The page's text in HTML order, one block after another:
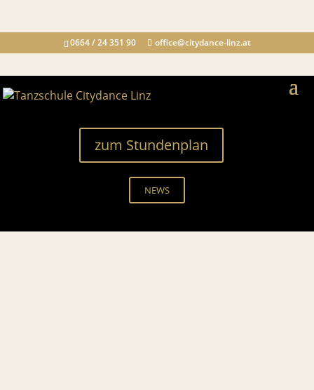
0664 / 24 351 90 office@citydance-linz.at
zum Stundenplan
NEWS